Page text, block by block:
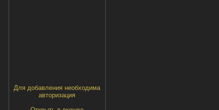
Для добавления необходима
авторизация